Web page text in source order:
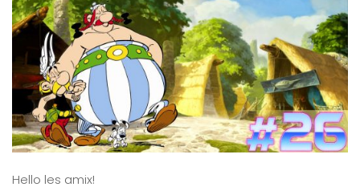
Hello les amix!